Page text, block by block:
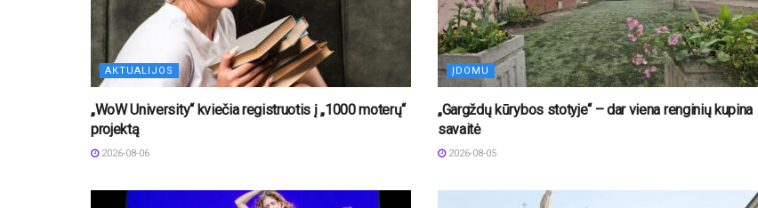
AKTUALIJOS
„WoW University“ kviečia registruotis į „1000 moterų“
projektą
2026-08-06
ĮDOMU
„Gargždų kūrybos stotyje“ – dar viena renginių kupina
savaitė
2026-08-05